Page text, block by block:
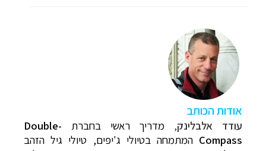
אודות הכותב
עודד אלבלינק, מדריך ראשי בחברת Double-
Compass המתמחה בטיולי ג'יפים, טיולי גיל הזהב